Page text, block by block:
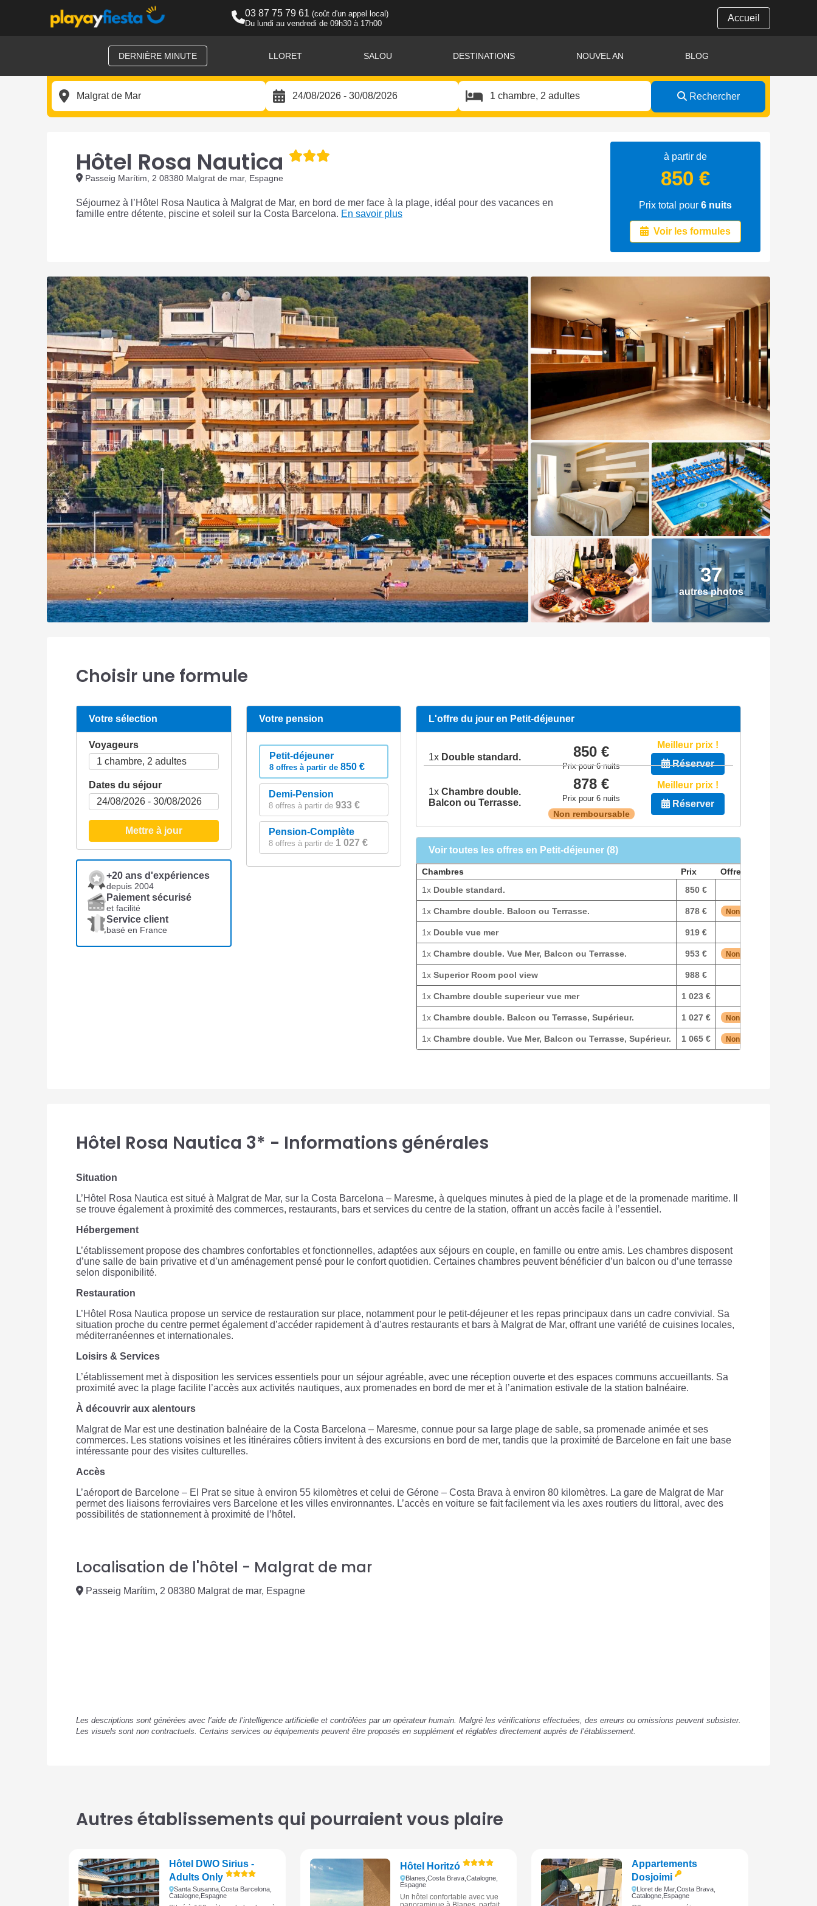
03 87 75 79 61 (coût d'un appel local)
Du lundi au vendredi de 09h30 à 17h00
Accueil
DERNIÈRE MINUTE LLORET SALOU DESTINATIONS NOUVEL AN BLOG
Rechercher
Hôtel Rosa Nautica
Passeig Marítim, 2 08380 Malgrat de mar, Espagne
Séjournez à l’Hôtel Rosa Nautica à Malgrat de Mar, en bord de mer face à la plage, idéal pour des vacances en
famille entre détente, piscine et soleil sur la Costa Barcelona. En savoir plus
à partir de
850 €
Prix total pour 6nuits
Voir les formules
37
autres photos
Choisir une formule
Votre sélection
Voyageurs
Dates du séjour
Mettre à jour
+20 ans d'expériences
depuis 2004
Paiement sécurisé
et facilité
Service client
basé en France
Votre pension
Petit-déjeuner
8 offres à partir de 850 €
Demi-Pension
8 offres à partir de 933 €
Pension-Complète
8 offres à partir de 1 027 €
L'offre du jour en Petit-déjeuner
1x Double standard. 850 €
Prix pour 6 nuits
Meilleur prix !
Réserver
1x Chambre double.
Balcon ou Terrasse.
878 €
Prix pour 6 nuits
Non remboursable
Meilleur prix !
Réserver
Voir toutes les offres en Petit-déjeuner (8)
Chambres Prix
Offre
1x Double standard. 850 €
1x Chambre double. Balcon ou Terrasse. 878 € Non remboursable
1x Double vue mer 919 €
1x Chambre double. Vue Mer, Balcon ou Terrasse. 953 € Non remboursable
1x Superior Room pool view 988 €
1x Chambre double superieur vue mer 1 023 €
1x Chambre double. Balcon ou Terrasse, Supérieur. 1 027 € Non remboursable
1x Chambre double. Vue Mer, Balcon ou Terrasse, Supérieur. 1 065 € Non remboursable
Hôtel Rosa Nautica 3* - Informations générales
Situation
L’Hôtel Rosa Nautica est situé à Malgrat de Mar, sur la Costa Barcelona – Maresme, à quelques minutes à pied de la plage et de la promenade maritime. Il
se trouve également à proximité des commerces, restaurants, bars et services du centre de la station, offrant un accès facile à l’essentiel.
Hébergement
L’établissement propose des chambres confortables et fonctionnelles, adaptées aux séjours en couple, en famille ou entre amis. Les chambres disposent
d’une salle de bain privative et d’un aménagement pensé pour le confort quotidien. Certaines chambres peuvent bénéficier d’un balcon ou d’une terrasse
selon disponibilité.
Restauration
L’Hôtel Rosa Nautica propose un service de restauration sur place, notamment pour le petit-déjeuner et les repas principaux dans un cadre convivial. Sa
situation proche du centre permet également d’accéder rapidement à d’autres restaurants et bars à Malgrat de Mar, offrant une variété de cuisines locales,
méditerranéennes et internationales.
Loisirs & Services
L’établissement met à disposition les services essentiels pour un séjour agréable, avec une réception ouverte et des espaces communs accueillants. Sa
proximité avec la plage facilite l’accès aux activités nautiques, aux promenades en bord de mer et à l’animation estivale de la station balnéaire.
À découvrir aux alentours
Malgrat de Mar est une destination balnéaire de la Costa Barcelona – Maresme, connue pour sa large plage de sable, sa promenade animée et ses
commerces. Les stations voisines et les itinéraires côtiers invitent à des excursions en bord de mer, tandis que la proximité de Barcelone en fait une base
intéressante pour des visites culturelles.
Accès
L’aéroport de Barcelone – El Prat se situe à environ 55 kilomètres et celui de Gérone – Costa Brava à environ 80 kilomètres. La gare de Malgrat de Mar
permet des liaisons ferroviaires vers Barcelone et les villes environnantes. L’accès en voiture se fait facilement via les axes routiers du littoral, avec des
possibilités de stationnement à proximité de l’hôtel.
Localisation de l'hôtel - Malgrat de mar
Passeig Marítim, 2 08380 Malgrat de mar, Espagne
Les descriptions sont générées avec l’aide de l’intelligence artificielle et contrôlées par un opérateur humain. Malgré les vérifications effectuées, des erreurs ou omissions peuvent subsister.
Les visuels sont non contractuels. Certains services ou équipements peuvent être proposés en supplément et réglables directement auprès de l’établissement.
Autres établissements qui pourraient vous plaire
Hôtel DWO Sirius -
Adults Only
Santa Susanna, Costa Barcelona,
Catalogne, Espagne
Hôtel Horitzó
Blanes, Costa Brava, Catalogne,
Espagne
Un hôtel confortable avec vue
Appartements
Dosjoimi
Lloret de Mar,Costa Brava,
Catalogne, Espagne